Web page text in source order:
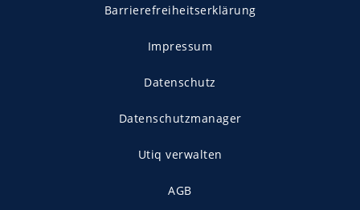
Barrierefreiheitserklärung
Impressum
Datenschutz
Datenschutzmanager
Utiq verwalten
AGB